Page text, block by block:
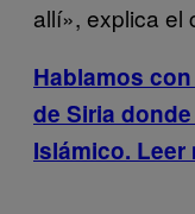
allí», explica el
Hablamos
de Siria
Islámico. Leer